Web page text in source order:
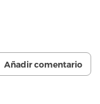
Añadir comentario